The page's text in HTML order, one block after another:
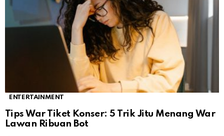
ENTERTAINMENT
Tips War Tiket Konser: 5 Trik Jitu Menang War
Lawan Ribuan Bot